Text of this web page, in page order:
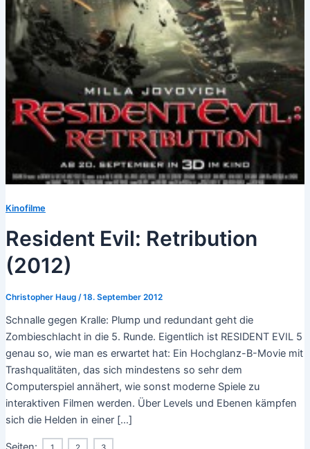
Kinofilme
Resident Evil: Retribution
(2012)
Christopher Haug /18. September 2012
Schnalle gegen Kralle: Plump und redundant geht die
Zombieschlacht in die 5. Runde. Eigentlich ist RESIDENT EVIL 5
genau so, wie man es erwartet hat: Ein Hochglanz-B-Movie mit
Trashqualitäten, das sich mindestens so sehr dem
Computerspiel annähert, wie sonst moderne Spiele zu
interaktiven Filmen werden. Über Levels und Ebenen kämpfen
sich die Helden in einer […]